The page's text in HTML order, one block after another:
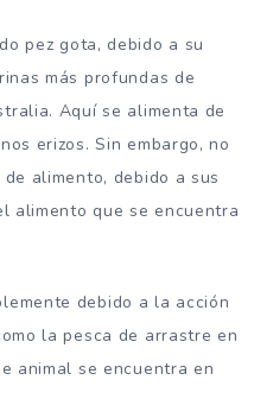
pez gota, debido a su
más profundas de
Aquí se alimenta de
erizos. Sin embargo, no
alimento, debido a sus
alimento que se encuentra
debido a la acción
la pesca de arrastre en
animal se encuentra en